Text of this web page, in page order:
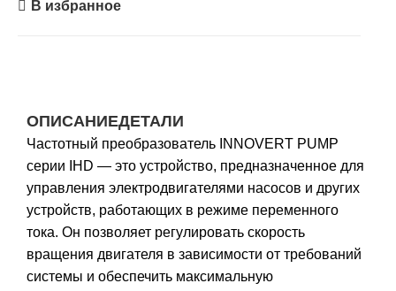
В избранное
ОПИСАНИЕДЕТАЛИ
Частотный преобразователь INNOVERT PUMP
серии IHD — это устройство, предназначенное для
управления электродвигателями насосов и других
устройств, работающих в режиме переменного
тока. Он позволяет регулировать скорость
вращения двигателя в зависимости от требований
системы и обеспечить максимальную